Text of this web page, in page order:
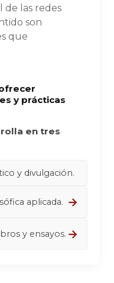
de las redes
son
que
y prácticas
en tres
y divulgación.
aplicada. →
y ensayos. →